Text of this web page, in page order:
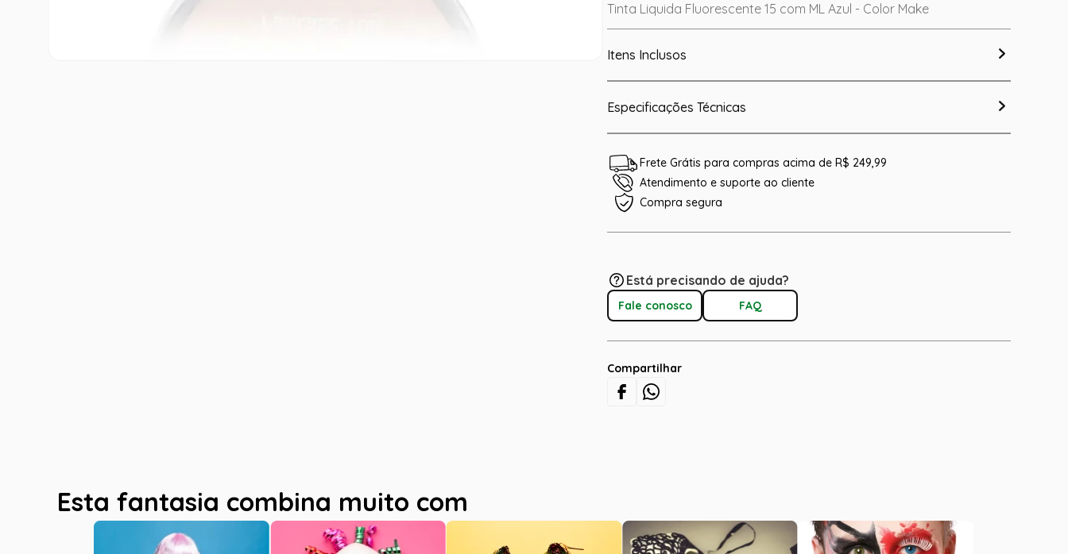
Tinta Liquida Fluorescente 15 com ML Azul - Color Make
Itens Inclusos
Especificações Técnicas
Frete Grátis para compras acima de R$ 249,99
Atendimento e suporte ao cliente
Compra segura
Está precisando de ajuda?
Fale conosco FAQ
Compartilhar
Esta fantasia combina muito com